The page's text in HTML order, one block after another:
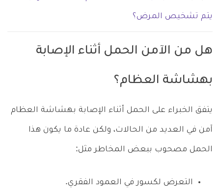
يتم تشخيص المرض؟
هل من الآمن الحمل أثناء الإصابة
بهشاشة العظام؟
يتفق الخبراء على الحمل أثناء الإصابة بهشاشة العظام
آمن في العديد من الحالات، ولكن عادة ما يكون هذا
الحمل مصحوب ببعض المخاطر مثل:
التعرض لكسور في العمود الفقري.